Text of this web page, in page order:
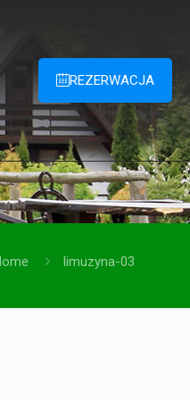
REZERWACJA
limuzyna-03